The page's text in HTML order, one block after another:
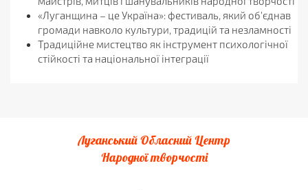
«Луганщина – це Україна»: фестиваль, який об'єднав
громади навколо культури, традицій та незламності
Традиційне мистецтво як інструмент психологічної
стійкості та національної інтеграції
Луганський Обласний Центр
Народної творчості